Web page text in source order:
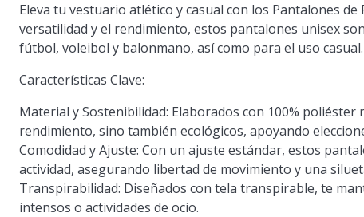
Eleva tu vestuario atlético y casual con los Pantalones
versatilidad y el rendimiento, estos pantalones unisex
fútbol, voleibol y balonmano, así como para el uso casual.
Características Clave:
Material y Sostenibilidad: Elaborados con 100%
rendimiento, sino también ecológicos, apoyando
Comodidad y Ajuste: Con un ajuste estándar, estos
actividad, asegurando libertad de movimiento y una
Transpirabilidad: Diseñados con tela transpirable, te
intensos o actividades de ocio.